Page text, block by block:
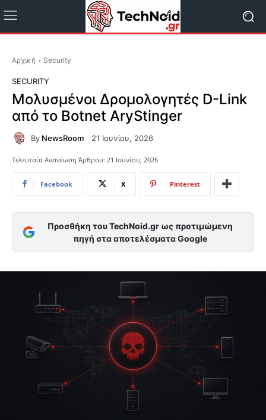
Αρχική Security
SECURITY
Mολυσμένοι Δρομολογητές D-Link
από το Botnet AryStinger
By NewsRoom 21 Ιουνίου, 2026
Τελευταία Ανανέωση Άρθρου: 21 Ιουνίου, 2026
Facebook X Pinterest
Προσθήκη του TechNoid.gr ως προτιμώμενη
πηγή στα αποτελέσματα Google